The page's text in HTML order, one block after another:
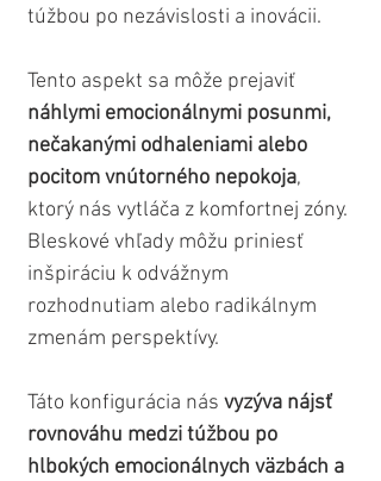
túžbou po nezávislosti a inovácii.
Tento aspekt sa môže prejaviť
náhlymi emocionálnymi posunmi,
nečakanými odhaleniami alebo
pocitom vnútorného nepokoja,
ktorý nás vytláča z komfortnej zóny.
Bleskové vhľady môžu priniesť
inšpiráciu k odvážnym
rozhodnutiam alebo radikálnym
zmenám perspektívy.
Táto konfigurácia nás vyzýva nájsť
rovnováhu medzi túžbou po
hlbokých emocionálnych väzbách a